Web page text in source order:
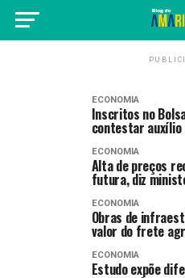
ECONOMIA
Inscritos no
contestar auxílio
ECONOMIA
Alta de preços
futura, diz
ECONOMIA
Obras de
valor do frete
ECONOMIA
Estudo expõe